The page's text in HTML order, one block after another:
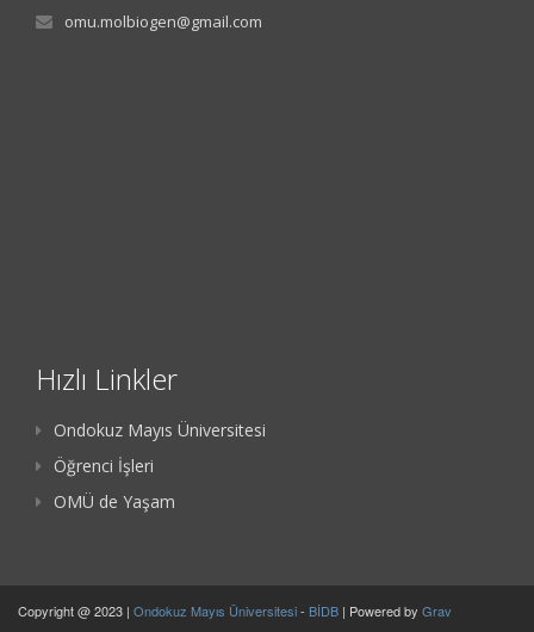
omu.molbiogen@gmail.com
Hızlı Linkler
Ondokuz Mayıs Üniversitesi
Öğrenci İşleri
OMÜ de Yaşam
Copyright @ 2023 | Ondokuz Mayıs Üniversitesi- BİDB | Powered by Grav